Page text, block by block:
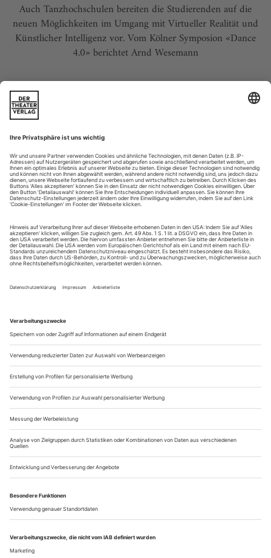
Auch Tanzhochschulen bereiten die Studierenden auf die
neuen Möglichkeiten im Umgang mit Virtueller Realität und
Künstlicher Intelligenz vor. Vom Kölner Symposion «Dance
4.0» berichtet Arnd Wesemann
Buch, CD, DVD 8/24
PRAXIS
Kopierschutz
Copyright –beleuchtet von Nils Rauer und Alexander Bibi
Ausschreibungen, Wettbewerbe 8/24
Tanzschulen 8/24
IMPRESSUM
Impressum tanz 8/24
Vorschau tanz 8/24